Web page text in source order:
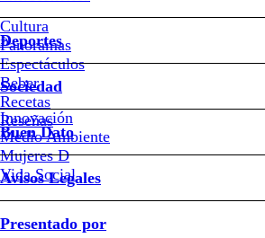
Cultura
Panoramas
Espectáculos
Beber
Recetas
Reseñas
Deportes
Sociedad
Innovación
Medio Ambiente
Mujeres D
Vida Social
Buen Dato
Avisos Legales
Presentado por
Un
muerto
y
periodistas
evacuados:
Notas relacionadas
23 de Mayo de 2026